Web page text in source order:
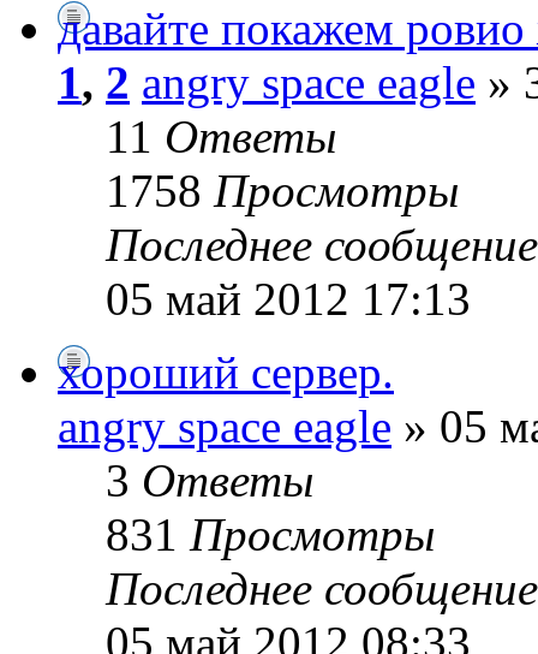
давайте покажем
1, 2 angry space eagle »
11 Ответы
1758 Просмотры
Последнее
05 май 2012 17:13
хороший сервер.
angry space eagle » 05
3 Ответы
831 Просмотры
Последнее
05 май 2012 08:33